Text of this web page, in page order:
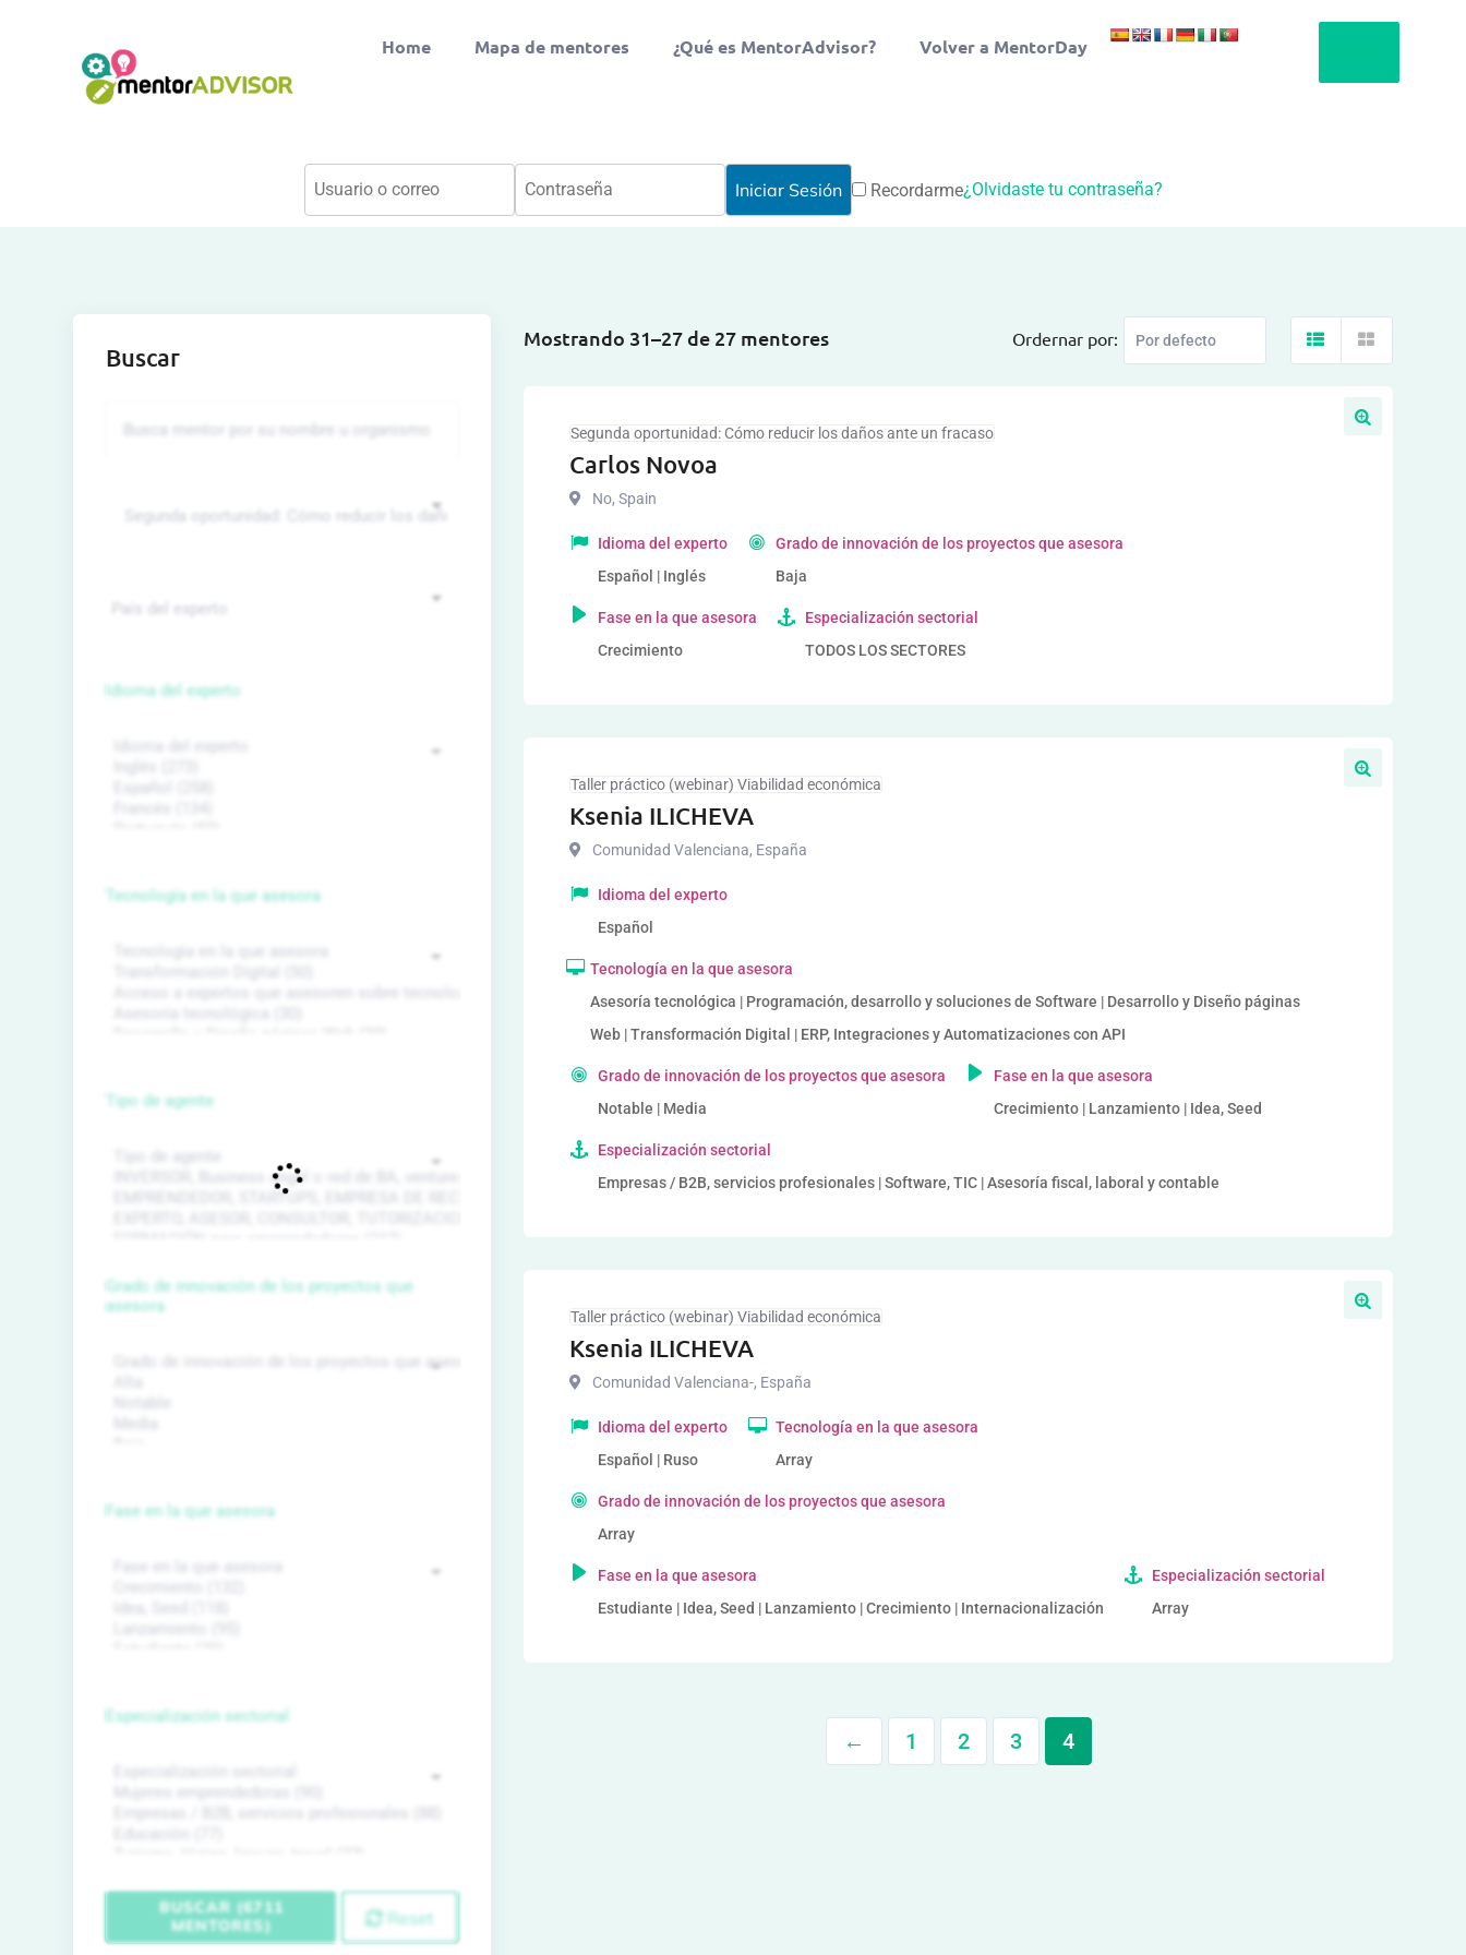
Home Mapa de mentores ¿Qué es MentorAdvisor? Volver a MentorDay
Recordarme¿Olvidaste tu contraseña?
Mostrando 31–27 de 27 mentores Ordernar por:
Segunda oportunidad: Cómo reducir los daños ante un fracaso
Carlos Novoa
No, Spain
Idioma del experto
Español | Inglés
Grado de innovación de los proyectos que asesora
Baja
Fase en la que asesora
Crecimiento
Especialización sectorial
TODOS LOS SECTORES
Taller práctico (webinar) Viabilidad económica
Ksenia ILICHEVA
Comunidad Valenciana, España
Idioma del experto
Español
Tecnología en la que asesora
Asesoría tecnológica | Programación, desarrollo y soluciones de Software | Desarrollo y Diseño páginas
Web | Transformación Digital | ERP, Integraciones y Automatizaciones con API
Grado de innovación de los proyectos que asesora
Notable | Media
Fase en la que asesora
Crecimiento | Lanzamiento | Idea, Seed
Especialización sectorial
Empresas / B2B, servicios profesionales | Software, TIC | Asesoría fiscal, laboral y contable
Taller práctico (webinar) Viabilidad económica
Ksenia ILICHEVA
Comunidad Valenciana-, España
Idioma del experto
Español | Ruso
Tecnología en la que asesora
Array
Grado de innovación de los proyectos que asesora
Array
Fase en la que asesora
Estudiante | Idea, Seed | Lanzamiento | Crecimiento | Internacionalización
Especialización sectorial
Array
← 1 2 3 4
Buscar
Idioma del experto
Tecnología en la que asesora
Tipo de agente
Grado de innovación de los proyectos que
asesora
Fase en la que asesora
Especialización sectorial
BUSCAR (6711
MENTORES)
Reset